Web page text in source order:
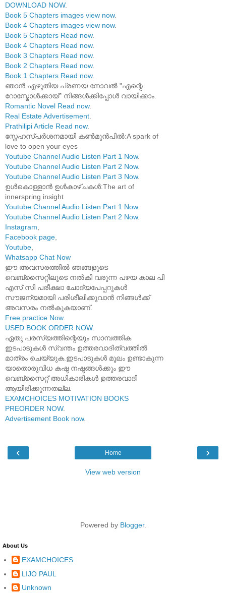
DOWNLOAD NOW.
Book 5 Chapters images view now.
Book 4 Chapters images view now.
Book 5 Chapters Read now.
Book 4 Chapters Read now.
Book 3 Chapters Read now.
Book 2 Chapters Read now.
Book 1 Chapters Read now.
ഞാൻ എഴുതിയ പ്രണയ നോവൽ "എന്റെ
റോസ്മോൾക്കായ്" നിങ്ങൾക്കിപ്പോൾ വായിക്കാം.
Romantic Novel Read now.
Real Estate Advertisement.
Prathilipi Article Read now.
സ്നേഹസ്പർശനമായി കൺമുൻപിൽ:A spark of
love to open your eyes
Youtube Channel Audio Listen Part 1 Now.
Youtube Channel Audio Listen Part 2 Now.
Youtube Channel Audio Listen Part 3 Now.
ഉൾകൊള്ളാൻ ഉൾകാഴ്ചകൾ:The art of
innerspring insight
Youtube Channel Audio Listen Part 1 Now.
Youtube Channel Audio Listen Part 2 Now.
Instagram,
Facebook page,
Youtube,
Whatsapp Chat Now
ഈ അവസരത്തിൽ ഞങ്ങളുടെ
വെബ്സൈറ്റിലൂടെ നൽകി വരുന്ന പഴയ കാല പി
എസ് സി പരീക്ഷാ ചോദ്യപേപ്പറുകൾ
സൗജന്യമായി പരിശീലിക്കുവാൻ നിങ്ങൾക്ക്
അവസരം നൽകുകയാണ്.
Free practice Now.
USED BOOK ORDER NOW.
ഏതു പരസ്യത്തിന്റെയും സാമ്പത്തിക
ഇടപാടുകൾ സ്വന്തം ഉത്തരവാദിത്വത്തിൽ
മാത്രം ചെയ്യുക.ഇടപാടുകൾ മൂലം ഉണ്ടാകുന്ന
യാതൊരുവിധ കഷ്ട നഷ്ടങ്ങൾക്കും ഈ
വെബ്സൈറ്റ് അധികാരികൾ ഉത്തരവാദി
ആയിരിക്കുന്നതല്ല.
EXAMCHOICES MOTIVATION BOOKS
PREORDER NOW.
Advertisement Book now.
‹ ›
Home
View web version
Powered by Blogger.
About Us
EXAMCHOICES
LIJO PAUL
Unknown